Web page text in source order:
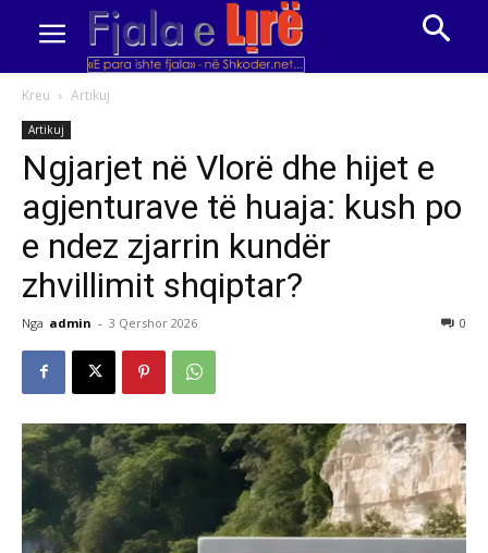
Kreu Artikuj
Artikuj
Ngjarjet në Vlorë dhe hijet e
agjenturave të huaja: kush po
e ndez zjarrin kundër
zhvillimit shqiptar?
Nga admin - 3 Qershor 2026 0